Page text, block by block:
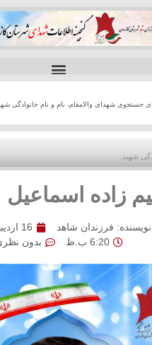
والامقام، نام و نام خانوادگی شهید را وارد کنید.
اسماعیل
شاهد
16 اردیبهشت 1402
بدون نظری